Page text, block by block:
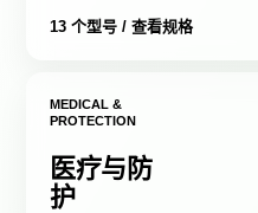
13 个型号 / 查看规格
MEDICAL &
PROTECTION
医疗与防
护